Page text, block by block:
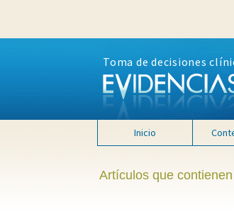
Toma de decisiones
Inicio
Artículos que